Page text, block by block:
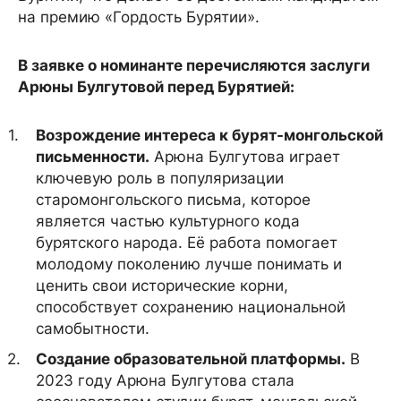
на премию «Гордость Бурятии».
В заявке о номинанте перечисляются заслуги
Арюны Булгутовой перед Бурятией:
Возрождение интереса к бурят-монгольской
письменности. Арюна Булгутова играет
ключевую роль в популяризации
старомонгольского письма, которое
является частью культурного кода
бурятского народа. Её работа помогает
молодому поколению лучше понимать и
ценить свои исторические корни,
способствует сохранению национальной
самобытности.
Создание образовательной платформы. В
2023 году Арюна Булгутова стала